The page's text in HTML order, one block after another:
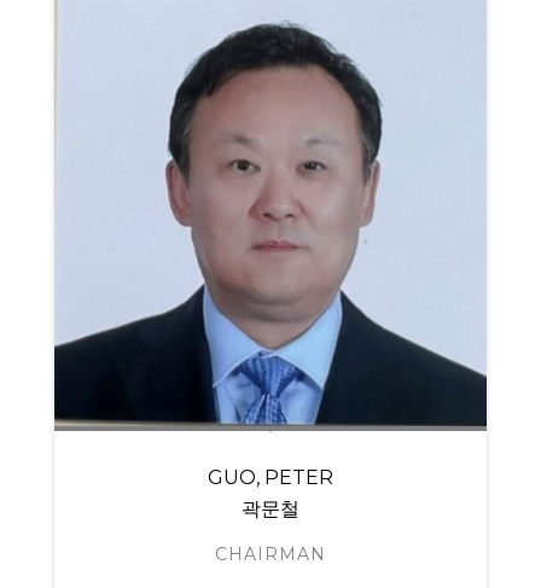
GUO, PETER
곽문철
CHAIRMAN